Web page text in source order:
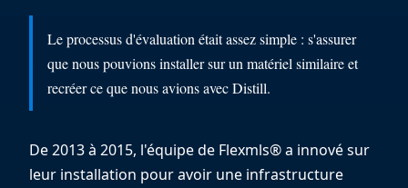
Le processus d'évaluation était assez simple : s'assurer
que nous pouvions installer sur un matériel similaire et
recréer ce que nous avions avec Distill.
De 2013 à 2015, l'équipe de Flexmls® a innové sur
leur installation pour avoir une infrastructure